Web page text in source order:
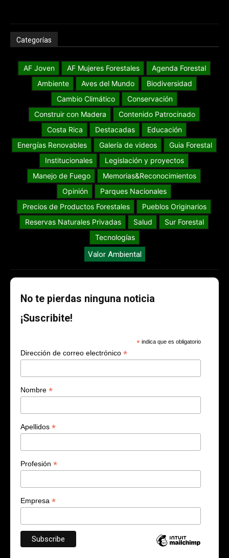
Categorías
AF Joven AF Mujeres Forestales
Agenda Forestal
Ambiente
Aves del Mundo
Biodiversidad
Cambio Climático
Conservación
Construir con Madera
Contenido Patrocinado
Costa Rica
Destacadas
Educación
Energías Renovables
Galería de videos
Guia Forestal
Institucionales
Legislación y proyectos
Manejo de Fuego
Memorias&Reconocimientos
Opinión
Parques Nacionales
Precios de Productos Forestales
Pueblos Originarios
Reservas Naturales Privadas
Salud
Sur Forestal
Tecnologías
Valor Ambiental
No te pierdas ninguna noticia
¡Suscribite!
* indica que es obligatorio
Dirección de correo electrónico *
Nombre *
Apellidos *
Profesión *
Empresa *